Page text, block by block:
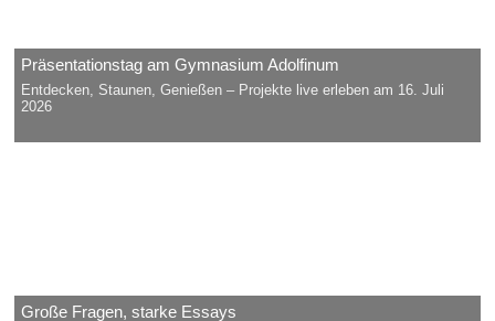
Präsentationstag am Gymnasium Adolfinum
Entdecken, Staunen, Genießen – Projekte live erleben am 16. Juli
2026
Große Fragen, starke Essays